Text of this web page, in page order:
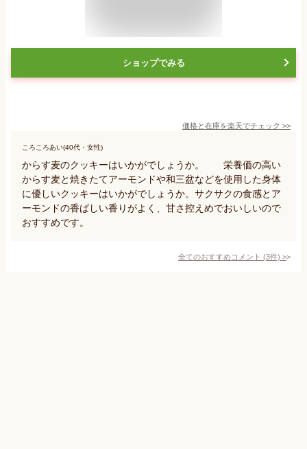
ショップでみる
価格と在庫を楽天でチェック >>
ころころあい(40代・女性)
からす麦のクッキーはいかがでしょうか。 栄養価の高い
からす麦と焼きたてアーモンドや和三盆などを使用した身体
に優しいクッキーはいかがでしょうか。サクサクの食感とア
ーモンドの香ばしい香りがよく、甘さ控えめでおいしいので
おすすめです。
全てのおすすめコメント (3件) >